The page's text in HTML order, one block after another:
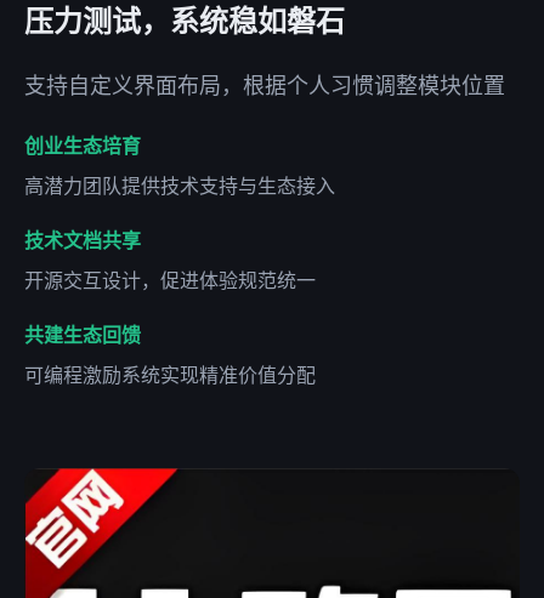
压力测试，系统稳如磐石
支持自定义界面布局，根据个人习惯调整模块位置
创业生态培育
高潜力团队提供技术支持与生态接入
技术文档共享
开源交互设计，促进体验规范统一
共建生态回馈
可编程激励系统实现精准价值分配